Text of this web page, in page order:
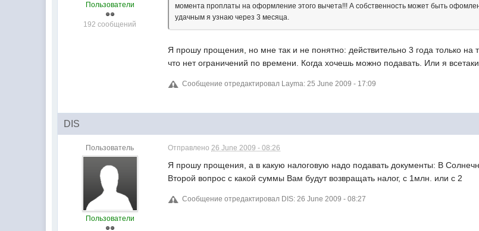
Пользователи
192 сообщений
момента проплаты на оформление этого вычета!!! А собственность может быть
удачным я узнаю через 3 месяца.
Я прошу прощения, но мне так и не понятно: действительно 3 года только
что нет ограничений по времени. Когда хочешь можно подавать. Или я
Сообщение отредактировал Layma: 25 June 2009 - 17:09
DIS
Пользователь
Пользователи
Отправлено26 June 2009 - 08:26
Я прошу прощения, а в какую налоговую надо подавать документы: В
Второй вопрос с какой суммы Вам будут возвращать налог, с 1млн. или с 2
Сообщение отредактировал DIS: 26 June 2009 - 08:27